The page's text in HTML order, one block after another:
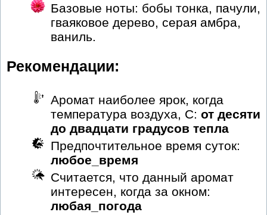
Базовые ноты: бобы тонка, пачули,
гваяковое дерево, серая амбра,
ваниль.
Рекомендации:
Аромат наиболее ярок, когда
температура воздуха, С: от десяти
до двадцати градусов тепла
Предпочтительное время суток:
любое_время
Считается, что данный аромат
интересен, когда за окном:
любая_погода